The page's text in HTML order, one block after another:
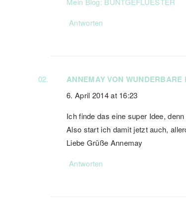
Antworten
ANNEMAY VON WUNDERBARE
6. April 2014 at 16:23
Ich finde das eine super Idee,
Also start ich damit jetzt auch,
Liebe Grüße Annemay
Antworten